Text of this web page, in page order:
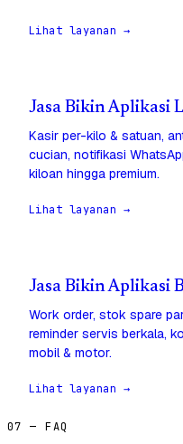
Lihat layanan →
Jasa Bikin Aplikasi
Kasir per-kilo & satuan,
cucian, notifikasi
kiloan hingga premium.
Lihat layanan →
Jasa Bikin Aplikasi
Work order, stok spare
reminder servis berkala,
mobil & motor.
Lihat layanan →
07 — FAQ